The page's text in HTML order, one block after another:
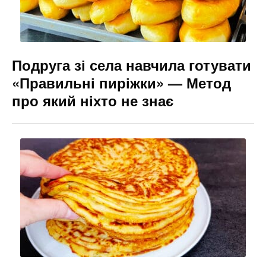
Подруга зі села навчила готувати
«Правильні пиріжки» — Метод
про який ніхто не знає